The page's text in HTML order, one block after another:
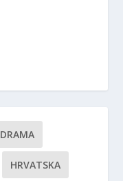
DRAMA
HRVATSKA